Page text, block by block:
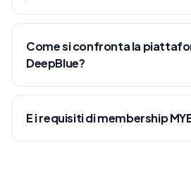
Come si confronta la
DeepBlue?
E i requisiti di membership